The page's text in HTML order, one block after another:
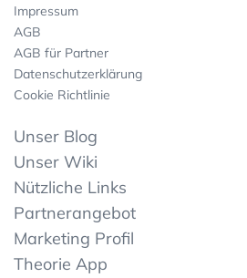
Impressum
AGB
AGB für Partner
Datenschutzerklärung
Cookie Richtlinie
Unser Blog
Unser Wiki
Nützliche Links
Partnerangebot
Marketing Profil
Theorie App